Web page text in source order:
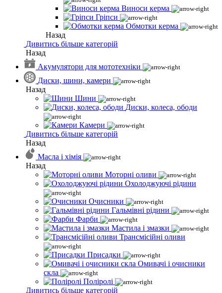
Виноси керма
Гріпси
Обмотки керма
Назад
Дивитись більше категорій
Назад
Акумулятори для мототехніки
Диски, шини, камери
Назад
Шини
Диски, колеса, ободи
Камери
Дивитись більше категорій
Назад
Масла і хімія
Назад
Моторні оливи
Охолоджуючі рідини
Очисники
Гальмівні рідини
Фарби
Мастила і змазки
Трансмісійні оливи
Присадки
Омивачі і очисники
скла
Поліролі
Дивитись більше категорій